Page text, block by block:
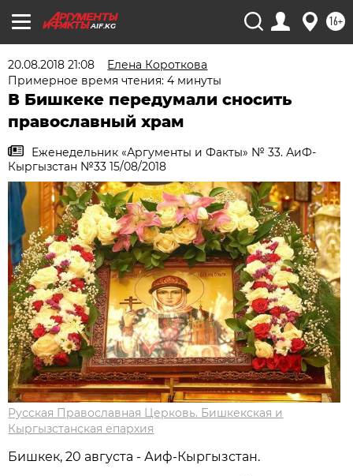
AIF.KG 16+
20.08.2018 21:08
Елена Короткова
Примерное время чтения: 4 минуты
В Бишкеке передумали сносить
православный храм
Еженедельник «Аргументы и Факты» № 33. АиФ-
Кыргызстан №33 15/08/2018
Русская Православная Церковь. Бишкекская и
Кыргызстанская епархия
Бишкек, 20 августа - Аиф-Кыргызстан.